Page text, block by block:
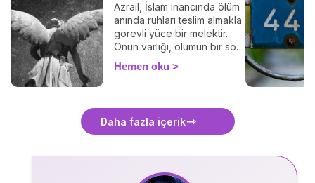
Azrail, İslam inancında ölüm
anında ruhları teslim almakla
görevli yüce bir melektir.
Onun varlığı, ölümün bir son
değil, ilahi bir başlangıç
olduğunu hatırlatır. Bu
duayı bulabilirsiniz.
Hemen oku
Daha fazla içerik